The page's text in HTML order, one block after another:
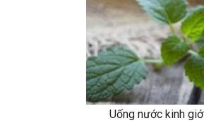
Uống nước kinh